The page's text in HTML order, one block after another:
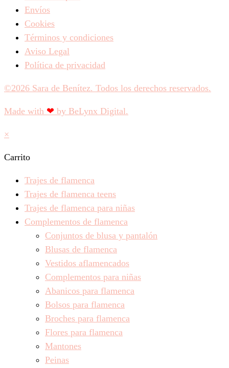
Envíos
Cookies
Términos y condiciones
Aviso Legal
Política de privacidad
©2026 Sara de Benítez. Todos los derechos reservados.
Made with ❤ by BeLynx Digital.​​
×
Carrito
Trajes de flamenca
Trajes de flamenca teens
Trajes de flamenca para niñas
Complementos de flamenca
Conjuntos de blusa y pantalón
Blusas de flamenca
Vestidos aflamencados
Complementos para niñas
Abanicos para flamenca
Bolsos para flamenca
Broches para flamenca
Flores para flamenca
Mantones
Peinas